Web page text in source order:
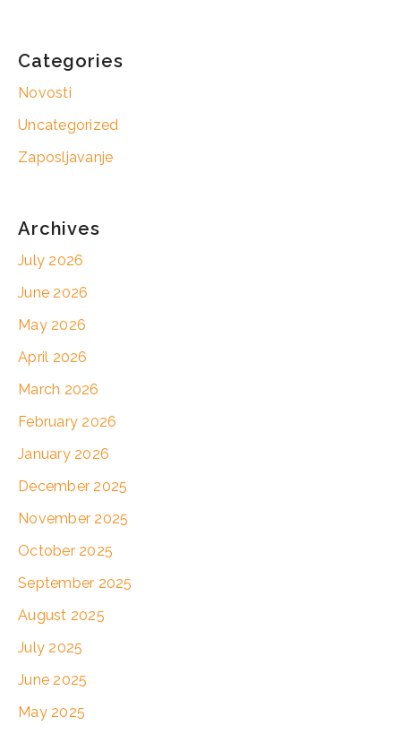
Categories
Novosti
Uncategorized
Zaposljavanje
Archives
July 2026
June 2026
May 2026
April 2026
March 2026
February 2026
January 2026
December 2025
November 2025
October 2025
September 2025
August 2025
July 2025
June 2025
May 2025